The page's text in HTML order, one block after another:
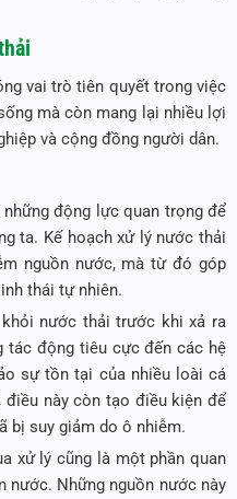
vai trò tiên quyết trong việc
mà còn mang lại nhiều lợi
và cộng đồng người dân.
động lực quan trọng để
ta. Kế hoạch xử lý nước thải
nguồn nước, mà từ đó góp
thái tự nhiên.
nước thải trước khi xả ra
tác động tiêu cực đến các hệ
sự tồn tại của nhiều loài cá
điều này còn tạo điều kiện để
bị suy giảm do ô nhiễm.
xử lý cũng là một phần quan
nước. Những nguồn nước này